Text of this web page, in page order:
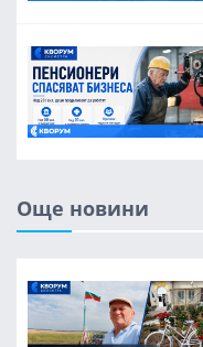
Още новини